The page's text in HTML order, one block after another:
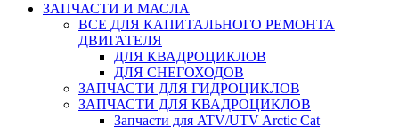
ЗАПЧАСТИ И МАСЛА
ВСЕ ДЛЯ КАПИТАЛЬНОГО РЕМОНТА
ДВИГАТЕЛЯ
ДЛЯ КВАДРОЦИКЛОВ
ДЛЯ СНЕГОХОДОВ
ЗАПЧАСТИ ДЛЯ ГИДРОЦИКЛОВ
ЗАПЧАСТИ ДЛЯ КВАДРОЦИКЛОВ
Запчасти для ATV/UTV Arctic Cat